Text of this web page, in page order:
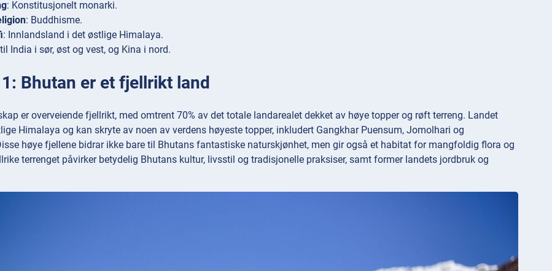
: Konstitusjonelt monarki.
: Buddhisme.
: Innlandsland i det østlige Himalaya.
India i sør, øst og vest, og Kina i nord.
Bhutan er et fjellrikt land
er overveiende fjellrikt, med omtrent 70% av det totale landarealet dekket av høye topper og røft terreng. Landet
Himalaya og kan skryte av noen av verdens høyeste topper, inkludert Gangkhar Puensum, Jomolhari og
høye fjellene bidrar ikke bare til Bhutans fantastiske naturskjønhet, men gir også et habitat for mangfoldig flora og
terrenget påvirker betydelig Bhutans kultur, livsstil og tradisjonelle praksiser, samt former landets jordbruk og